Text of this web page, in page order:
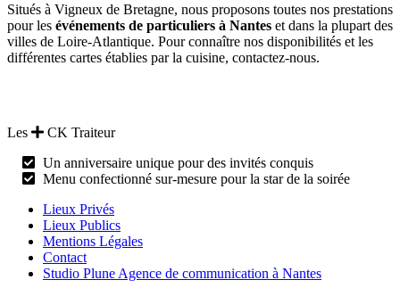
Situés à Vigneux de Bretagne, nous proposons toutes nos prestations
pour les événements de particuliers à Nantes et dans la plupart des
villes de Loire-Atlantique. Pour connaître nos disponibilités et les
différentes cartes établies par la cuisine, contactez-nous.
Les
CK Traiteur
Un anniversaire unique pour des invités conquis
Menu confectionné sur-mesure pour la star de la soirée
Lieux Privés
Lieux Publics
Mentions Légales
Contact
Studio Plune Agence de communication à Nantes